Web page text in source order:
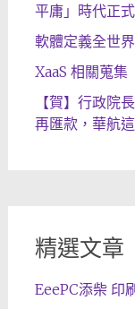
平庸」時代正式
軟體定義全世
XaaS 相關蒐集
【賀】行政院
再匯款，華航
精選文章
EeePC添柴 印